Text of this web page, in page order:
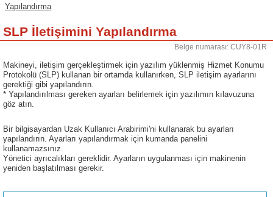
Yapılandırma
SLP İletişimini Yapılandırma
Belge numarası: CUY8-01R
Makineyi, iletişim gerçekleştirmek için yazılım yüklenmiş Hizmet Konumu
Protokolü (SLP) kullanan bir ortamda kullanırken, SLP iletişim ayarlarını
gerektiği gibi yapılandırın.
* Yapılandırılması gereken ayarları belirlemek için yazılımın kılavuzuna
göz atın.
Bir bilgisayardan Uzak Kullanıcı Arabirimi'ni kullanarak bu ayarları
yapılandırın. Ayarları yapılandırmak için kumanda panelini
kullanamazsınız.
Yönetici ayrıcalıkları gereklidir. Ayarların uygulanması için makinenin
yeniden başlatılması gerekir.